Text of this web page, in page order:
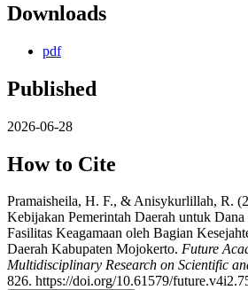
Downloads
pdf
Published
2026-06-28
How to Cite
Pramaisheila, H. F., & Anisykurlillah, R.
Kebijakan Pemerintah Daerah untuk
Fasilitas Keagamaan oleh Bagian
Daerah Kabupaten Mojokerto. Future
Multidisciplinary Research on Scientific
826. https://doi.org/10.61579/